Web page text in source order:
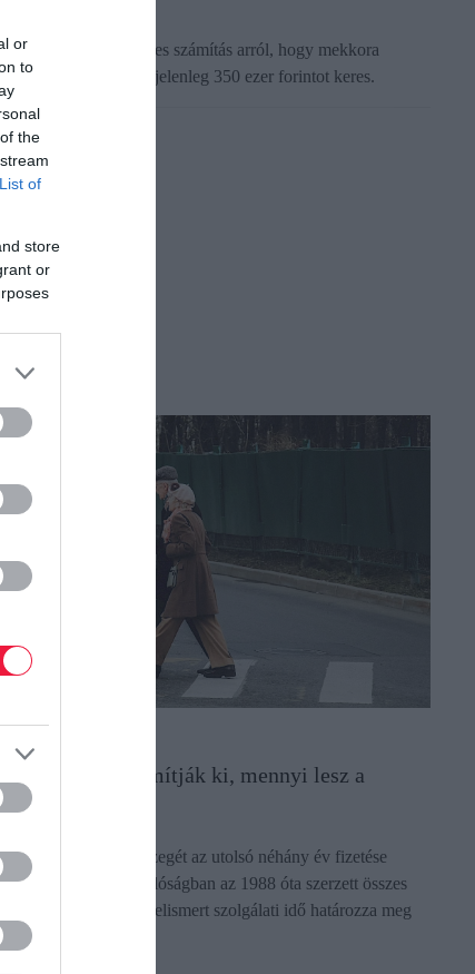
or
to
the
of
store
or
egy hozzávetőleges számítás arról, hogy mekkora
számíthat az, aki jelenleg 350 ezer forintot keres.
a tévhit: így számítják ki, mennyi lesz a
hogy a nyugdíj összegét az utolsó néhány év fizetése
állapítják meg; a valóságban az 1988 óta szerzett összes
jövedelem és az elismert szolgálati idő határozza meg